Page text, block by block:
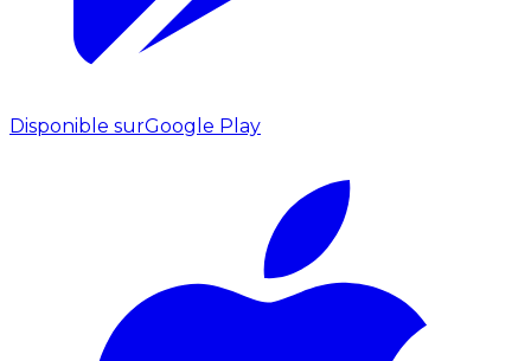
Disponible surGoogle Play